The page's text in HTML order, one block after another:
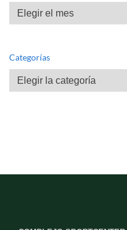
Archivos
Categorías
Categorías